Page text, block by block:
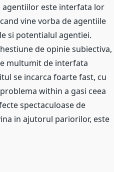
agentiilor este interfata lor
vine vorba de agentiile
si potentialul agentiei.
de opinie subiectiva,
multumit de interfata
se incarca foarte fast, cu
within a gasi ceea
spectaculoase de
in ajutorul pariorilor, este